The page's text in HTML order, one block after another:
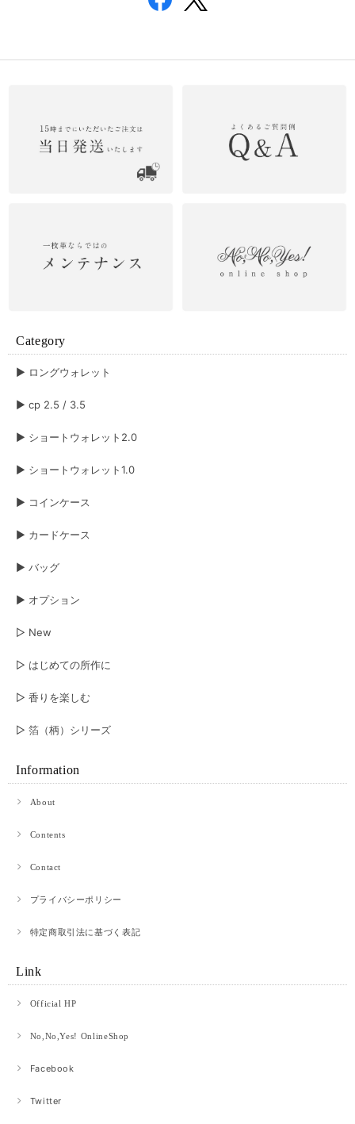
Category
▶︎ ロングウォレット
▶︎ cp 2.5 / 3.5
▶︎ ショートウォレット2.0
▶︎ ショートウォレット1.0
▶︎ コインケース
▶︎ カードケース
▶︎ バッグ
▶︎ オプション
▷ New
▷ はじめての所作に
▷ 香りを楽しむ
▷ 箔（柄）シリーズ
Information
About
Contents
Contact
プライバシーポリシー
特定商取引法に基づく表記
Link
Official HP
No,No,Yes! OnlineShop
Facebook
Twitter